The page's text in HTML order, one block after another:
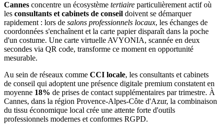
Cannes concentre un écosystème tertiaire particulièrement actif où
les consultants et cabinets de conseil doivent se démarquer
rapidement : lors de salons professionnels locaux, les échanges de
coordonnées s'enchaînent et la carte papier disparaît dans la poche
d'un costume. Une carte virtuelle AVYONIA, scannée en deux
secondes via QR code, transforme ce moment en opportunité
mesurable.
Au sein de réseaux comme CCI locale, les consultants et cabinets
de conseil qui adoptent une présence digitale premium constatent en
moyenne 18% de prises de contact supplémentaires par trimestre. À
Cannes, dans la région Provence-Alpes-Côte d'Azur, la combinaison
du tissu économique local crée une attente forte d'outils
professionnels modernes et conformes RGPD.